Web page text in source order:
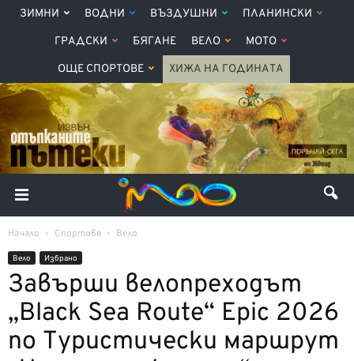
ЗИМНИ ВОДНИ ВЪЗДУШНИ ПЛАНИНСКИ
ГРАДСКИ БЯГАНЕ ВЕЛО МОТО
ОЩЕ СПОРТОВЕ ХИЖА НА ГОДИНАТА
Начало Спортове Вело
Вело Избрано
Завърши велопреходът
„Black Sea Route“ Epic 2026
по Туристически маршрут